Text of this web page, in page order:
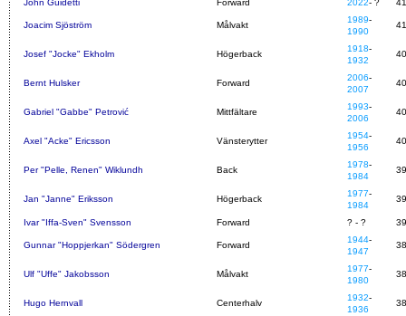
John Guidetti Forward 2022- ? 41
Joacim Sjöström Målvakt
1989-
1990
41
Josef "Jocke" Ekholm Högerback
1918-
1932
40
Bernt Hulsker Forward
2006-
2007
40
Gabriel "Gabbe" Petrović Mittfältare
1993-
2006
40
Axel "Acke" Ericsson Vänsterytter
1954-
1956
40
Per "Pelle, Renen" Wiklundh Back
1978-
1984
39
Jan "Janne" Eriksson Högerback
1977-
1984
39
Ivar "Iffa-Sven" Svensson Forward ? - ? 39
Gunnar "Hoppjerkan" Södergren Forward
1944-
1947
38
Ulf "Uffe" Jakobsson Målvakt
1977-
1980
38
Hugo Hernvall Centerhalv
1932-
1936
38